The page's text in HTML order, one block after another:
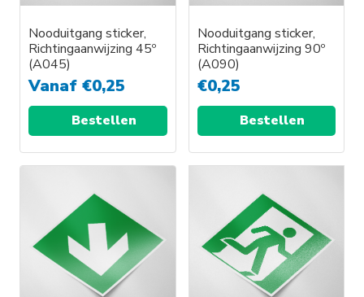
Nooduitgang sticker,
Richtingaanwijzing 45º
(A045)
Vanaf €0,25
Bestellen
Nooduitgang sticker,
Richtingaanwijzing 90º
(A090)
€0,25
Bestellen